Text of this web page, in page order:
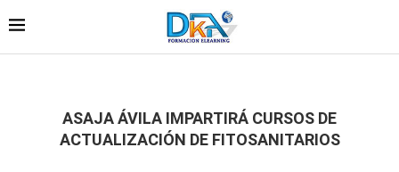
ASAJA ÁVILA IMPARTIRÁ CURSOS DE
ACTUALIZACIÓN DE FITOSANITARIOS